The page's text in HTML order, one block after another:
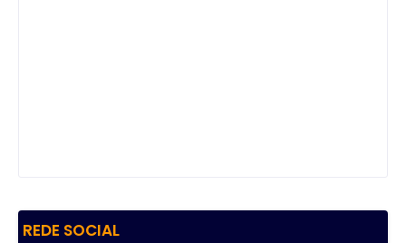
REDE SOCIAL